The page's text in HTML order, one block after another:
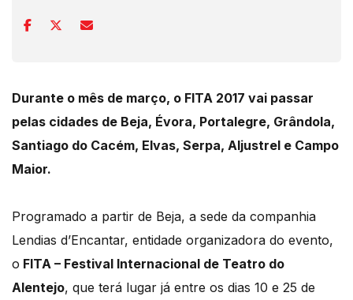
Durante o mês de março, o FITA 2017 vai passar
pelas cidades de Beja, Évora, Portalegre, Grândola,
Santiago do Cacém, Elvas, Serpa, Aljustrel e Campo
Maior.
Programado a partir de Beja, a sede da companhia
Lendias d’Encantar, entidade organizadora do evento,
o FITA – Festival Internacional de Teatro do
Alentejo, que terá lugar já entre os dias 10 e 25 de